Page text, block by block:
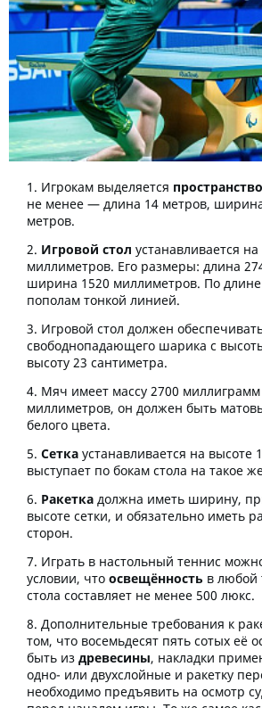
Игрокам выделяется пространство
не менее — длина 14 метров,
метров.
Игровой стол устанавливается
миллиметров. Его размеры: длина
ширина 1520 миллиметров. По длине
пополам тонкой линией.
Игровой стол должен
свободнопадающего шарика с
высоту 23 сантиметра.
Мяч имеет массу 2700
миллиметров, он должен быть
белого цвета.
Сеткаустанавливается на высоте
выступает по бокам стола на такое
Ракеткадолжна иметь ширину,
высоте сетки, и обязательно иметь
сторон.
Играть в настольный теннис
условии, чтоосвещённость в любой
стола составляет не менее 500 люкс.
Дополнительные требования к
том, что восемьдесят пять сотых её
быть издревесины, накладки
одно- или двухслойные и ракетку
необходимо предъявить на осмотр